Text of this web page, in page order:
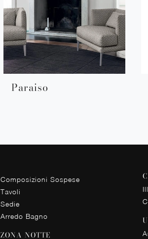
Paraiso
Composizioni Sospese
Tavoli
Sedie
Arredo Bagno
ZONA NOTTE